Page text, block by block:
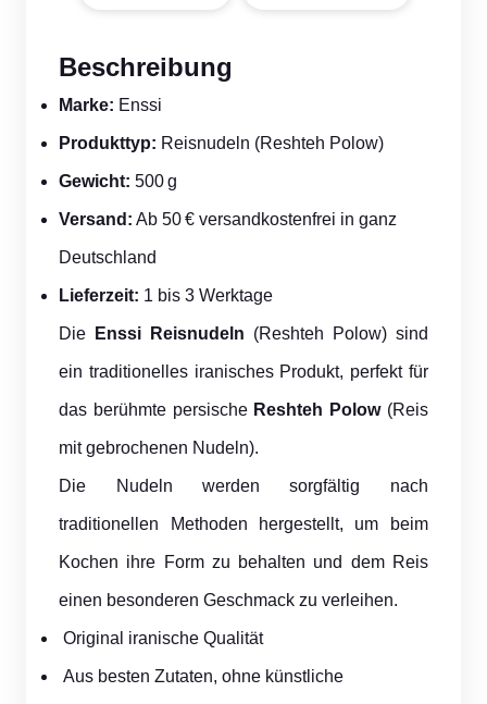
Beschreibung
Marke: Enssi
Produkttyp: Reisnudeln (Reshteh Polow)
Gewicht: 500 g
Versand: Ab 50 € versandkostenfrei in ganz
Deutschland
Lieferzeit: 1 bis 3 Werktage
Die Enssi Reisnudeln (Reshteh Polow) sind
ein traditionelles iranisches Produkt, perfekt für
das berühmte persische Reshteh Polow(Reis
mit gebrochenen Nudeln).
Die Nudeln werden sorgfältig nach
traditionellen Methoden hergestellt, um beim
Kochen ihre Form zu behalten und dem Reis
einen besonderen Geschmack zu verleihen.
Original iranische Qualität
Aus besten Zutaten, ohne künstliche